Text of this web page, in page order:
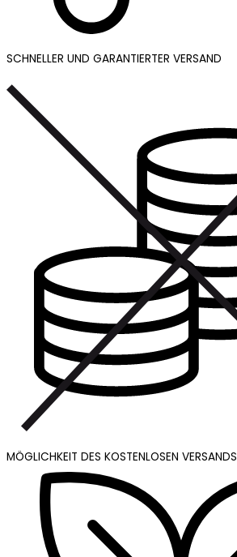
SCHNELLER UND GARANTIERTER VERSAND
MÖGLICHKEIT DES KOSTENLOSEN VERSANDS